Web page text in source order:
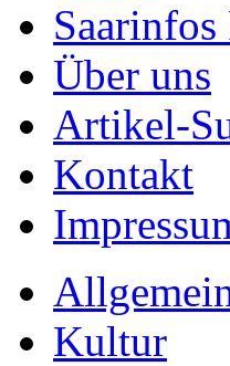
Saarinfos
Über uns
Artikel-
Kontakt
Kultur